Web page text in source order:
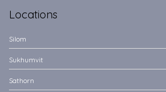
Locations
Silom
Sukhumvit
Sathorn